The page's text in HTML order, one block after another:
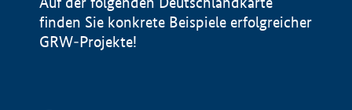
finden Sie konkrete Beispiele erfolgreicher
GRW-Projekte!